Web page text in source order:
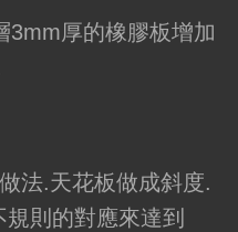
3mm厚的橡膠板增加
法.天花板做成斜度.
則的對應來達到